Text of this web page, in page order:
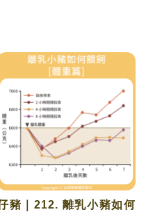
豬｜212. 離乳小豬如何